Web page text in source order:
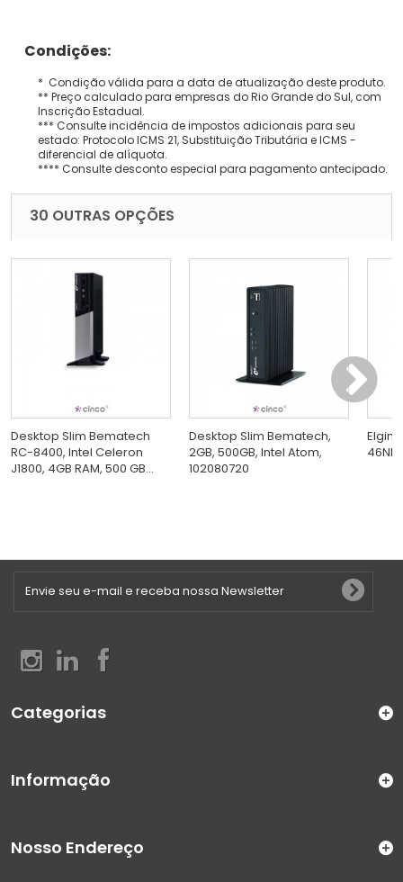
Condições:
* Condição válida para a data de atualização deste produto.
** Preço calculado para empresas do Rio Grande do Sul, com
Inscrição Estadual.
*** Consulte incidência de impostos adicionais para seu
estado: Protocolo ICMS 21, Substituição Tributária e ICMS -
diferencial de alíquota.
**** Consulte desconto especial para pagamento antecipado.
30 OUTRAS OPÇÕES
Desktop Slim Bematech
RC-8400, Intel Celeron
J1800, 4GB RAM, 500 GB...
Desktop Slim Bematech,
2GB, 500GB, Intel Atom,
102080720
Elgin
Categorias
Informação
Nosso Endereço